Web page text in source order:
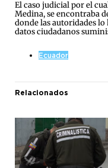
El caso judicial por el
Medina, se encontraba
donde las autoridades
datos ciudadanos
Ecuador
Relacionados